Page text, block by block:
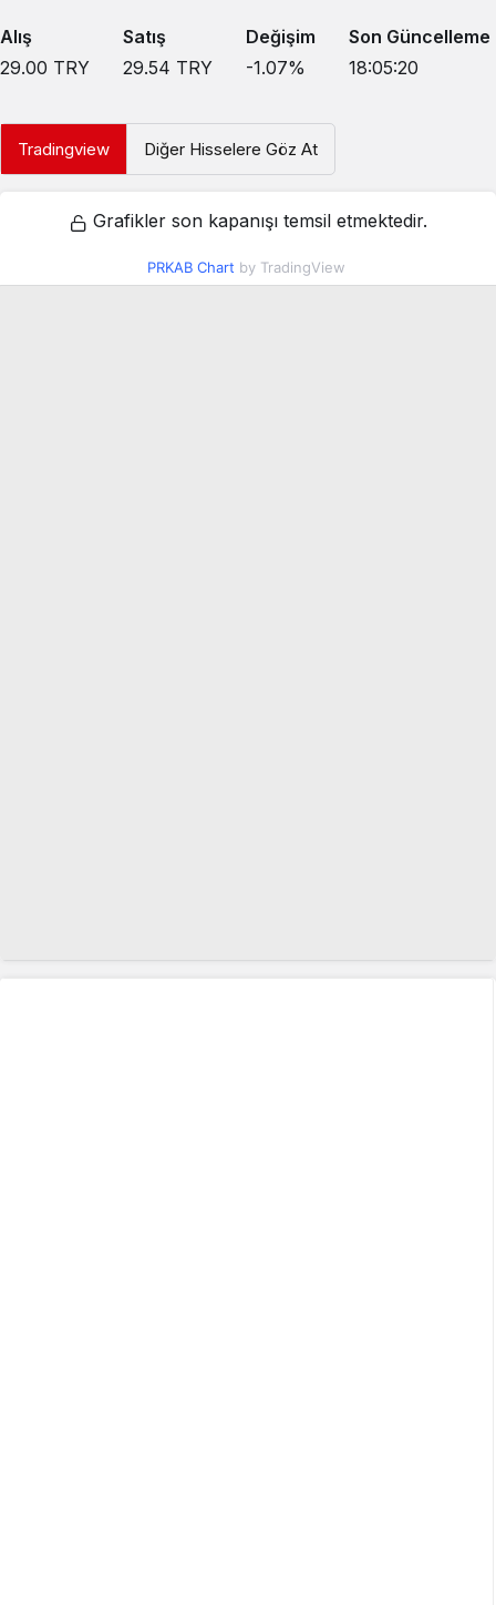
Alış
29.00 TRY
Satış
29.54 TRY
Değişim
-1.07%
Son Güncelleme
18:05:20
Tradingview Diğer Hisselere Göz At
Grafikler son kapanışı temsil etmektedir.
PRKAB Chart by TradingView